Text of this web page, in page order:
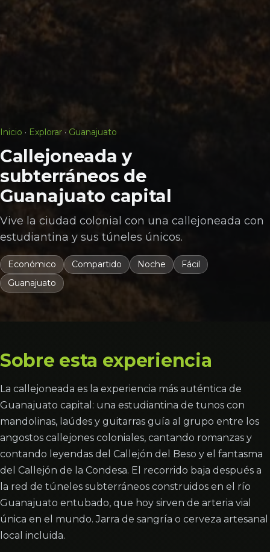
Inicio · Explorar · Guanajuato
Callejoneada y
subterráneos de
Guanajuato capital
Vive la ciudad colonial con una callejoneada con
estudiantina y sus túneles únicos.
Económico Compartido Noche
Fácil
Guanajuato
Sobre esta experiencia
La callejoneada es la experiencia más auténtica de
Guanajuato capital: una estudiantina de tunos con
mandolinas, laúdes y guitarras guía al grupo entre los
angostos callejones coloniales, cantando romanzas y
contando leyendas del Callejón del Beso y el fantasma
del Callejón de la Condesa. El recorrido baja después a
la red de túneles subterráneos construidos en el río
Guanajuato entubado, que hoy sirven de arteria vial
única en el mundo. Jarra de sangría o cerveza artesanal
local incluida.